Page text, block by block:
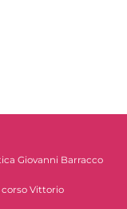
Giovanni Barracco
corso Vittorio